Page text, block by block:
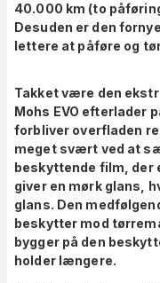
40.000 km (to
Desuden er den
lettere at påføre og
Takket være den
Mohs EVO efterlader
forbliver overfladen
meget svært ved at
beskyttende film, der
giver en mørk glans,
glans. Den
beskytter mod
bygger på den
holder længere.